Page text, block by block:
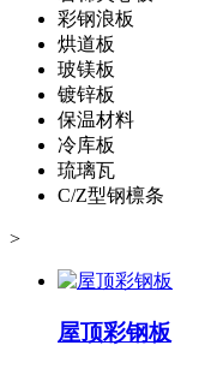
彩钢浪板
烘道板
玻镁板
镀锌板
保温材料
冷库板
琉璃瓦
C/Z型钢檩条
>
屋顶彩钢板